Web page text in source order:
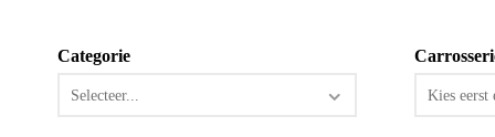
Categorie
Selecteer... Kies eerst